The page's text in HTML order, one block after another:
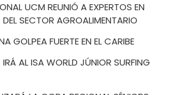
UCM REUNIÓ A EXPERTOS EN
SECTOR AGROALIMENTARIO
GOLPEA FUERTE EN EL CARIBE
AL ISA WORLD JÚNIOR SURFING